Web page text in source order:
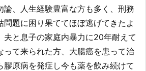
論、人生経験豊富な方も多く、刑務
問題に困り果ててほぼ逃げてきたよ
夫と息子の家庭内暴力に20年耐えて
って来られた方、大腸癌を患って治
膠原病を発症し今も薬を飲み続けて